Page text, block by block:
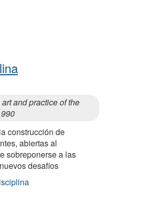
and practice of the
construcción de
abiertas al
sobreponerse a las
desafíos